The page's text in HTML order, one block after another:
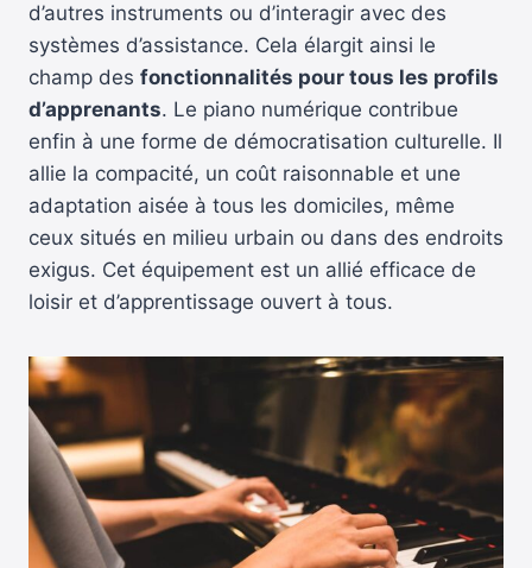
d’autres instruments ou d’interagir avec des
systèmes d’assistance. Cela élargit ainsi le
champ des fonctionnalités pour tous les profils
d’apprenants. Le piano numérique contribue
enfin à une forme de démocratisation culturelle. Il
allie la compacité, un coût raisonnable et une
adaptation aisée à tous les domiciles, même
ceux situés en milieu urbain ou dans des endroits
exigus. Cet équipement est un allié efficace de
loisir et d’apprentissage ouvert à tous.